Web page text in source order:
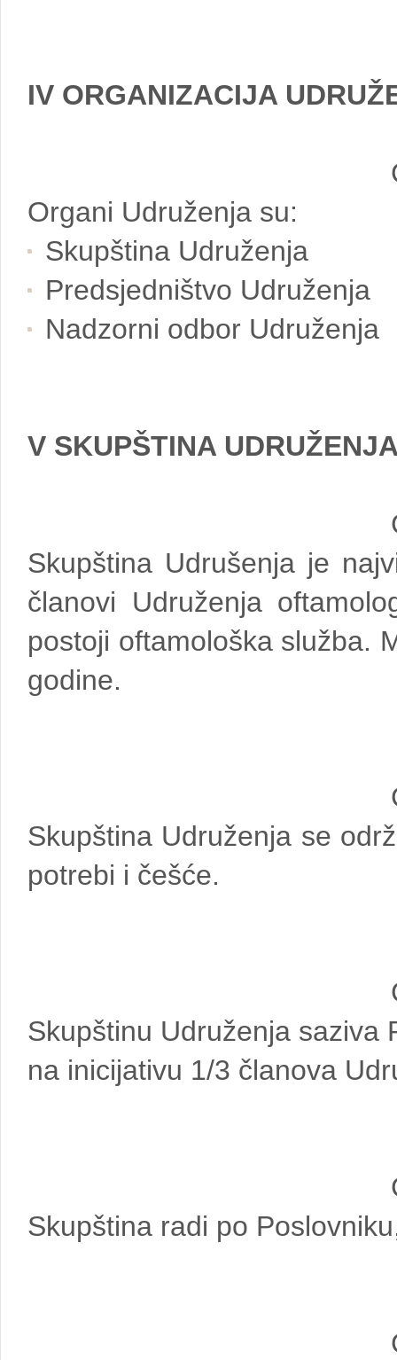
IV ORGANIZACIJA
Organi Udruženja su:
Skupština Udruženja
Predsjedništvo Udruženja
Nadzorni odbor Udruženja
V SKUPŠTINA
Skupština Udrušenja je
članovi Udruženja
postoji oftamološka služba.
godine.
Skupština Udruženja se
potrebi i češće.
Skupštinu Udruženja saziva
na inicijativu 1/3 članova
Skupština radi po